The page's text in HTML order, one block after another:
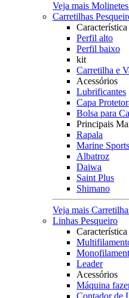
Veja mais
Carretilhas
Característica
Perfil alto
Perfil baixo
kit
Carretilha e
Acessórios
Lubrificantes
Capa
Bolsa para
Principais
Rapala
Marine Sports
Albatroz
Daiwa
Saint Plus
Shimano
Veja mais
Linhas Pesqueiro
Característica
Leader
Acessórios
Máquina
Contador de